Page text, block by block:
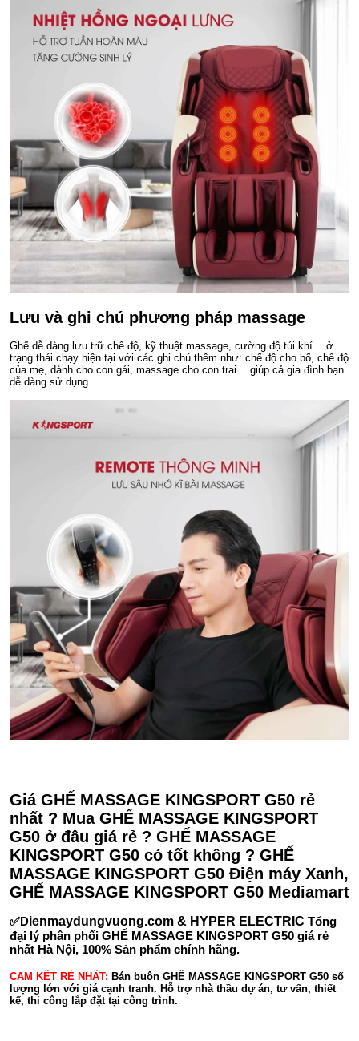
Lưu và ghi chú phương pháp massage
Ghế dễ dàng lưu trữ chế độ, kỹ thuật massage, cường độ túi khí… ở
trạng thái chạy hiện tại với các ghi chú thêm như: chế độ cho bố, chế độ
của mẹ, dành cho con gái, massage cho con trai… giúp cả gia đình bạn
dễ dàng sử dụng.
Giá GHẾ MASSAGE KINGSPORT G50 rẻ
nhất ? Mua GHẾ MASSAGE KINGSPORT
G50 ở đâu giá rẻ ? GHẾ MASSAGE
KINGSPORT G50 có tốt không ? GHẾ
MASSAGE KINGSPORT G50 Điện máy Xanh,
GHẾ MASSAGE KINGSPORT G50 Mediamart
✅Dienmaydungvuong.com & HYPER ELECTRIC Tổng
đại lý phân phối GHẾ MASSAGE KINGSPORT G50 giá rẻ
nhất Hà Nội, 100% Sản phẩm chính hãng.
CAM KẾT RẺ NHẤT: Bán buôn GHẾ MASSAGE KINGSPORT G50 số
lượng lớn với giá cạnh tranh. Hỗ trợ nhà thầu dự án, tư vấn, thiết
kế, thi công lắp đặt tại công trình.